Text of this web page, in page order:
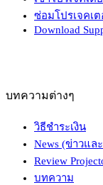
ซ่อมโปรเจคเต
Download
บทความต่างๆ
วิธีชำระเงิน
News (ข่าวแล
Review
บทความ